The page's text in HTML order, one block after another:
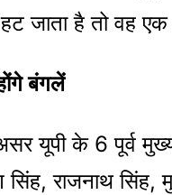
जाता है तो वह एक
बंगलें
यूपी के 6 पूर्व
सिंह, राजनाथ सिंह,